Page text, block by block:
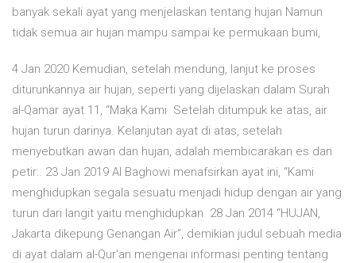
banyak sekali ayat yang menjelaskan tentang hujan Namun
tidak semua air hujan mampu sampai ke permukaan bumi,
4 Jan 2020 Kemudian, setelah mendung, lanjut ke proses
diturunkannya air hujan, seperti yang dijelaskan dalam Surah
al-Qamar ayat 11, “Maka Kami Setelah ditumpuk ke atas, air
hujan turun darinya. Kelanjutan ayat di atas, setelah
menyebutkan awan dan hujan, adalah membicarakan es dan
petir:. 23 Jan 2019 Al Baghowi menafsirkan ayat ini, “Kami
menghidupkan segala sesuatu menjadi hidup dengan air yang
turun dari langit yaitu menghidupkan 28 Jan 2014 “HUJAN,
Jakarta dikepung Genangan Air”, demikian judul sebuah media
di ayat dalam al-Qur'an mengenai informasi penting tentang